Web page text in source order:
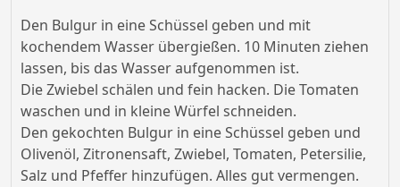
Den Bulgur in eine Schüssel geben und mit
kochendem Wasser übergießen. 10 Minuten ziehen
lassen, bis das Wasser aufgenommen ist.
Die Zwiebel schälen und fein hacken. Die Tomaten
waschen und in kleine Würfel schneiden.
Den gekochten Bulgur in eine Schüssel geben und
Olivenöl, Zitronensaft, Zwiebel, Tomaten, Petersilie,
Salz und Pfeffer hinzufügen. Alles gut vermengen.